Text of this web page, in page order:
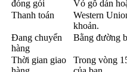
đóng gói
Vỏ gỗ dán
Thanh toán
Western
khoản.
Đang chuyển
hàng
Bằng đường
Thời gian giao
Trong vòng